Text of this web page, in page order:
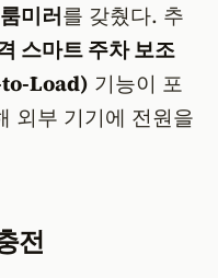
미러를 갖췄다. 추
스마트 주차 보조
Load) 기능이 포
외부 기기에 전원을
전